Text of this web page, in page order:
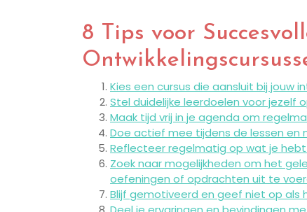
8 Tips voor
Kies een cursus die aansluit bij jouw
Stel duidelijke leerdoelen voor jezelf
Maak tijd vrij in je agenda om
Doe actief mee tijdens de lessen en
Reflecteer regelmatig op wat je
Zoek naar mogelijkheden om het
oefeningen of opdrachten uit te
Blijf gemotiveerd en geef niet op als